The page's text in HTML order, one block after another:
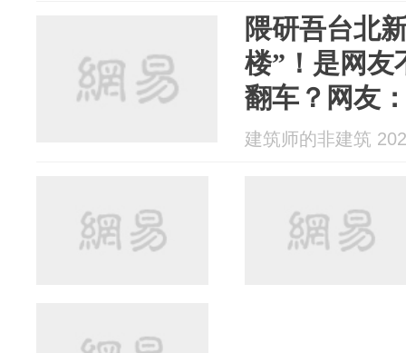
隈研吾台北
楼”！是网友
翻车？网友
了？
建筑师的非建筑